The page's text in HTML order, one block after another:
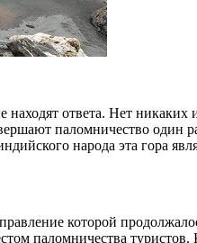
ответа. Нет никаких
паломничество один
народа эта гора
которой
паломничества